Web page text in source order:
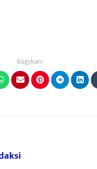
Bagikan: